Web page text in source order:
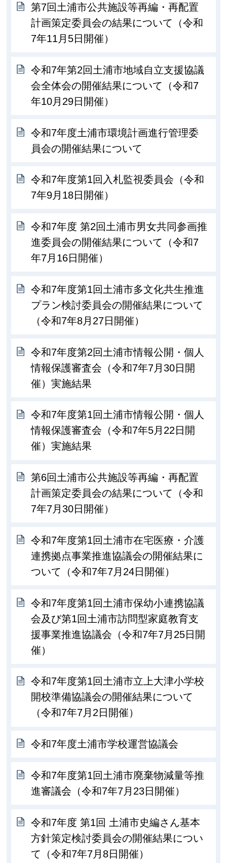
第7回土浦市公共施設等再編・再配置
計画策定委員会の結果について（令和
7年11月5日開催）
令和7年第2回土浦市地域自立支援協議
会全体会の開催結果について（令和7
年10月29日開催）
令和7年度土浦市環境計画進行管理委
員会の開催結果について
令和7年度第1回入札監視委員会（令和
7年9月18日開催）
令和7年度 第2回土浦市男女共同参画推
進委員会の開催結果について（令和7
年7月16日開催）
令和7年度第1回土浦市多文化共生推進
プラン検討委員会の開催結果について
（令和7年8月27日開催）
令和7年度第2回土浦市情報公開・個人
情報保護審査会（令和7年7月30日開
催）実施結果
令和7年度第1回土浦市情報公開・個人
情報保護審査会（令和7年5月22日開
催）実施結果
第6回土浦市公共施設等再編・再配置
計画策定委員会の結果について（令和
7年7月30日開催）
令和7年度第1回土浦市在宅医療・介護
連携拠点事業推進協議会の開催結果に
ついて（令和7年7月24日開催）
令和7年度第1回土浦市保幼小連携協議
会及び第1回土浦市訪問型家庭教育支
援事業推進協議会（令和7年7月25日開
催）
令和7年度第1回土浦市立上大津小学校
開校準備協議会の開催結果について
（令和7年7月2日開催）
令和7年度土浦市学校運営協議会
令和7年度第1回土浦市廃棄物減量等推
進審議会（令和7年7月23日開催）
令和7年度 第1回 土浦市史編さん基本
方針策定検討委員会の開催結果につい
て（令和7年7月8日開催）